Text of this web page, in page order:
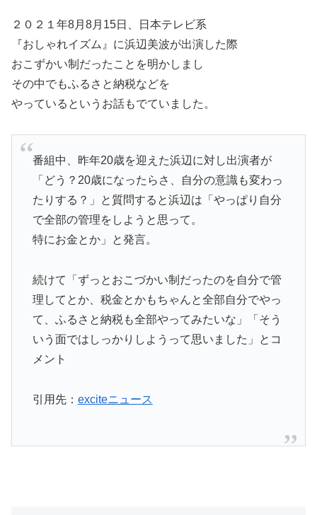
２０２１年8月8月15日、日本テレビ系
『おしゃれイズム』に浜辺美波が出演した際
おこずかい制だったことを明かしまし
その中でもふるさと納税などを
やっているというお話もでていました。
番組中、昨年20歳を迎えた浜辺に対し出演者が
「どう？20歳になったらさ、自分の意識も変わっ
たりする？」と質問すると浜辺は「やっぱり自分
で全部の管理をしようと思って。
特にお金とか」と発言。
続けて「ずっとおこづかい制だったのを自分で管
理してとか、税金とかもちゃんと全部自分でやっ
て、ふるさと納税も全部やってみたいな」「そう
いう面ではしっかりしようって思いました」とコ
メント
引用先： exciteニュース